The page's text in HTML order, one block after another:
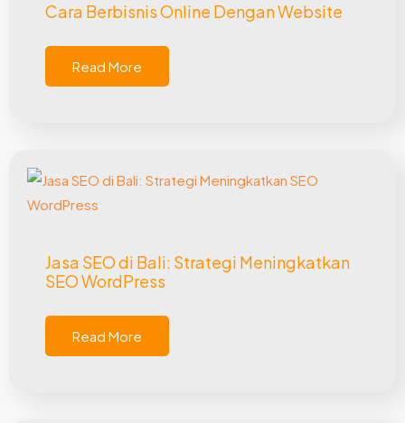
Cara Berbisnis Online Dengan Website
Read More
Jasa SEO di Bali: Strategi Meningkatkan
SEO WordPress
Read More